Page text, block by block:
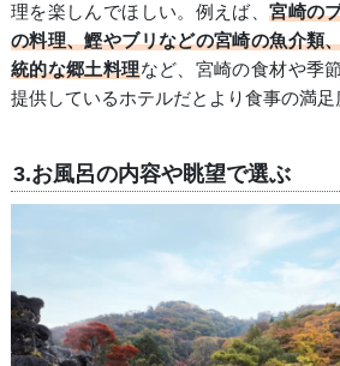
理を楽しんでほしい。例えば、宮崎の
の料理、鰹やブリなどの宮崎の魚介類
統的な郷土料理など、宮崎の食材や季
提供しているホテルだとより食事の満足
3.お風呂の内容や眺望で選ぶ